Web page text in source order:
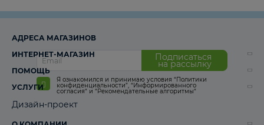
Подписаться
на рассылку
Я ознакомился и принимаю условия “Политики
конфиденциальности”, “Информированного
согласия“ и “Рекомендательные алгоритмы“
АДРЕСА МАГАЗИНОВ
ИНТЕРНЕТ-МАГАЗИН
ПОМОЩЬ
УСЛУГИ
Дизайн-проект